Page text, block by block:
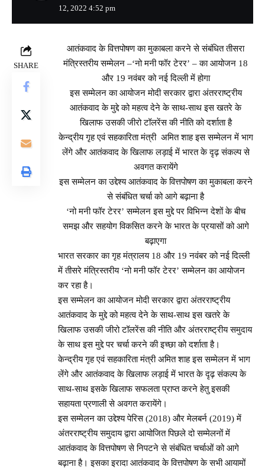
12, 2022 4:52 pm
SHARE
आतंकवाद के वित्तपोषण का मुकाबला करने से संबंधित तीसरा
मंत्रिस्तरीय सम्मेलन –‘नो मनी फॉर टेरर’ – का आयोजन 18
और 19 नवंबर को नई दिल्ली में होगा
इस सम्मेलन का आयोजन मोदी सरकार द्वारा अंतरराष्ट्रीय
आतंकवाद के मुद्दे को महत्व देने के साथ-साथ इस खतरे के
खिलाफ उसकी जीरो टॉलरेंस की नीति को दर्शाता है
केन्द्रीय गृह एवं सहकारिता मंत्री अमित शाह इस सम्मेलन में भाग
लेंगे और आतंकवाद के खिलाफ लड़ाई में भारत के दृढ़ संकल्प से
अवगत करायेंगे
इस सम्मेलन का उद्देश्य आतंकवाद के वित्तपोषण का मुकाबला करने
से संबंधित चर्चा को आगे बढ़ाना है
‘नो मनी फॉर टेरर’ सम्मेलन इस मुद्दे पर विभिन्न देशों के बीच
समझ और सहयोग विकसित करने के भारत के प्रयासों को आगे
बढ़ाएगा
भारत सरकार का गृह मंत्रालय 18 और 19 नवंबर को नई दिल्ली
में तीसरे मंत्रिस्तरीय ‘नो मनी फॉर टेरर’ सम्मेलन का आयोजन
कर रहा है।
इस सम्मेलन का आयोजन मोदी सरकार द्वारा अंतरराष्ट्रीय
आतंकवाद के मुद्दे को महत्व देने के साथ-साथ इस खतरे के
खिलाफ उसकी जीरो टॉलरेंस की नीति और अंतरराष्ट्रीय समुदाय
के साथ इस मुद्दे पर चर्चा करने की इच्छा को दर्शाता है।
केन्द्रीय गृह एवं सहकारिता मंत्री अमित शाह इस सम्मेलन में भाग
लेंगे और आतंकवाद के खिलाफ लड़ाई में भारत के दृढ़ संकल्प के
साथ-साथ इसके खिलाफ सफलता प्राप्त करने हेतु इसकी
सहायता प्रणाली से अवगत करायेंगे।
इस सम्मेलन का उद्देश्य पेरिस (2018) और मेलबर्न (2019) में
अंतरराष्ट्रीय समुदाय द्वारा आयोजित पिछले दो सम्मेलनों में
आतंकवाद के वित्तपोषण से निपटने से संबंधित चर्चाओं को आगे
बढ़ाना है। इसका इरादा आतंकवाद के वित्तपोषण के सभी आयामों